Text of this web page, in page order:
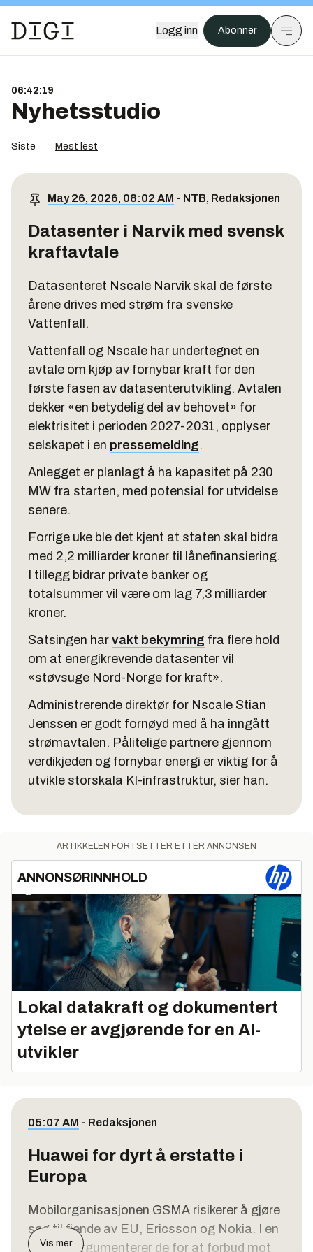
Logg inn Abonner
06:42:20
Nyhetsstudio
Siste Mest lest
May 26, 2026, 08:02 AM - NTB, Redaksjonen
Datasenter i Narvik med svensk
kraftavtale
Datasenteret Nscale Narvik skal de første
årene drives med strøm fra svenske
Vattenfall.
Vattenfall og Nscale har undertegnet en
avtale om kjøp av fornybar kraft for den
første fasen av datasenterutvikling. Avtalen
dekker «en betydelig del av behovet» for
elektrisitet i perioden 2027-2031, opplyser
selskapet i en pressemelding.
Anlegget er planlagt å ha kapasitet på 230
MW fra starten, med potensial for utvidelse
senere.
Forrige uke ble det kjent at staten skal bidra
med 2,2 milliarder kroner til lånefinansiering.
I tillegg bidrar private banker og
totalsummer vil være om lag 7,3 milliarder
kroner.
Satsingen har vakt bekymring fra flere hold
om at energikrevende datasenter vil
«støvsuge Nord-Norge for kraft».
Administrerende direktør for Nscale Stian
Jenssen er godt fornøyd med å ha inngått
strømavtalen. Pålitelige partnere gjennom
verdikjeden og fornybar energi er viktig for å
utvikle storskala KI-infrastruktur, sier han.
ARTIKKELEN FORTSETTER ETTER ANNONSEN
ANNONSØRINNHOLD
Lokal datakraft og dokumentert
ytelse er avgjørende for en AI-
utvikler
05:07 AM - Redaksjonen
Huawei for dyrt å erstatte i
Europa
Mobilorganisasjonen GSMA risikerer å gjøre
seg til fiende av EU, Ericsson og Nokia. I en
rapport argumenterer de for at forbud mot
Vis mer